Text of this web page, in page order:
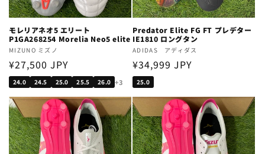
モレリアネオ5 エリート
P1GA268254 Morelia Neo5 elite
Vendor:
MIZUNO ミズノ
Regular
price
¥27,500 JPY
24.0 24.5 25.0 25.5 26.0 +3
Predator Elite FG FT プレデター
IE1810 ロングタン
Vendor:
ADIDAS アディダス
Regular
price
¥34,999 JPY
25.0